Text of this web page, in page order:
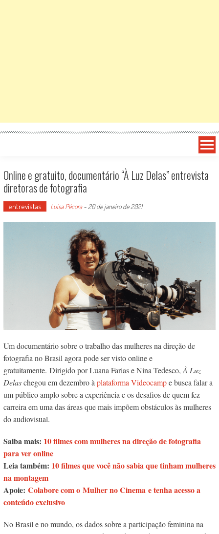
Online e gratuito, documentário “À Luz Delas” entrevista
diretoras de fotografia
entrevistas Luísa Pécora- 20 de janeiro de 2021
Um documentário sobre o trabalho das mulheres na direção de
fotografia no Brasil agora pode ser visto online e
gratuitamente. Dirigido por Luana Farias e Nina Tedesco, À Luz
Delaschegou em dezembro à plataforma Videocampe busca falar a
um público amplo sobre a experiência e os desafios de quem fez
carreira em uma das áreas que mais impõem obstáculos às mulheres
do audiovisual.
Saiba mais: 10 filmes com mulheres na direção de fotografia
para ver online
Leia também: 10 filmes que você não sabia que tinham mulheres
na montagem
Apoie: Colabore com o Mulher no Cinema e tenha acesso a
conteúdo exclusivo
No Brasil e no mundo, os dados sobre a participação feminina na